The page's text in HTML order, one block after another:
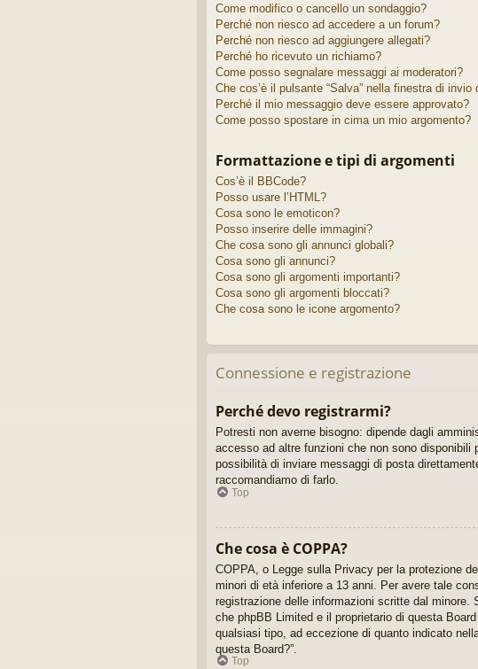
Come modifico o cancello un sondaggio?
Perché non riesco ad accedere a un forum?
Perché non riesco ad aggiungere allegati?
Perché ho ricevuto un richiamo?
Come posso segnalare messaggi ai moderatori?
Che cos’è il pulsante “Salva” nella finestra di invio
Perché il mio messaggio deve essere approvato?
Come posso spostare in cima un mio argomento?
Formattazione e tipi di argomenti
Cos’è il BBCode?
Posso usare l’HTML?
Cosa sono le emoticon?
Posso inserire delle immagini?
Che cosa sono gli annunci globali?
Cosa sono gli annunci?
Cosa sono gli argomenti importanti?
Cosa sono gli argomenti bloccati?
Che cosa sono le icone argomento?
Connessione e registrazione
Perché devo registrarmi?
Potresti non averne bisogno: dipende dagli
accesso ad altre funzioni che non sono disponibili
possibilità di inviare messaggi di posta
raccomandiamo di farlo.
Top
Che cosa è COPPA?
COPPA, o Legge sulla Privacy per la protezione
minori di età inferiore a 13 anni. Per avere tale
registrazione delle informazioni scritte dal
che phpBB Limited e il proprietario di questa
qualsiasi tipo, ad eccezione di quanto indicato
questa Board?”.
Top